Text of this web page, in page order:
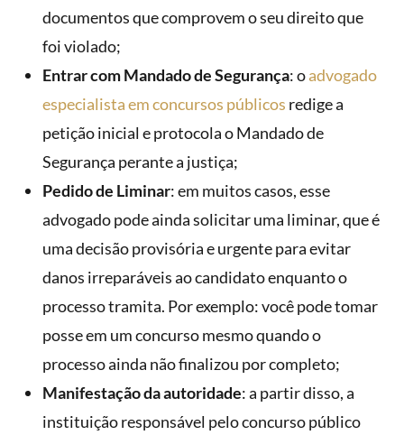
documentos que comprovem o seu direito que
foi violado;
Entrar com Mandado de Segurança: oadvogado
especialista em concursos públicos redige a
petição inicial e protocola o Mandado de
Segurança perante a justiça;
Pedido de Liminar: em muitos casos, esse
advogado pode ainda solicitar uma liminar, que é
uma decisão provisória e urgente para evitar
danos irreparáveis ao candidato enquanto o
processo tramita. Por exemplo: você pode tomar
posse em um concurso mesmo quando o
processo ainda não finalizou por completo;
Manifestação da autoridade: a partir disso, a
instituição responsável pelo concurso público